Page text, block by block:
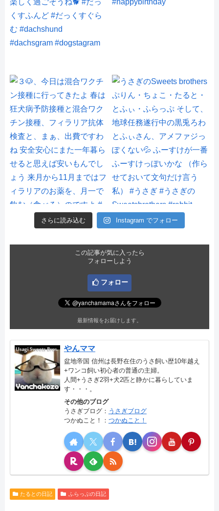
さらに読み込む Instagram でフォロー
この記事が気に入ったら
フォローしよう
フォロー
最新情報をお届けします。
やんママ
盆地帝国 信州は長野在住のうさ飼い歴10年越え
+ワンコ飼い初心者の普通の主婦。
人間+うさぎ2羽+犬2匹と静かに暮らしていま
す・・・。
その他のブログ
うさぎブログ： うさぎブログ
つかぬこと！： つかぬこと！
たるとの日記 ふらっぷの日記